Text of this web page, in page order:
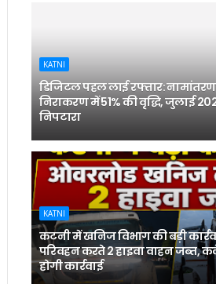
KATNI
डिजिटल पहल लाई रफ्तार:
निराकरण में 51% की वृद्धि, जुलाई
निपटारा
KATNI
कटनी में खनिज विभाग की बड़ी
परिवहन करते 2 हाइवा वाहन जब्त,
होगी कार्रवाई